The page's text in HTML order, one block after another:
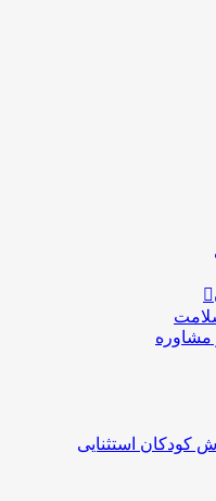
مشاوره
کودکان استثنایی